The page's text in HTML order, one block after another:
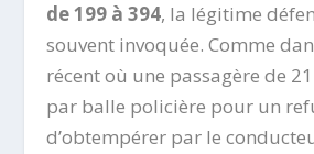
de 199 à 394, la légitime
souvent invoquée. Comme
récent où une passagère de
par balle policière pour un
d’obtempérer par le